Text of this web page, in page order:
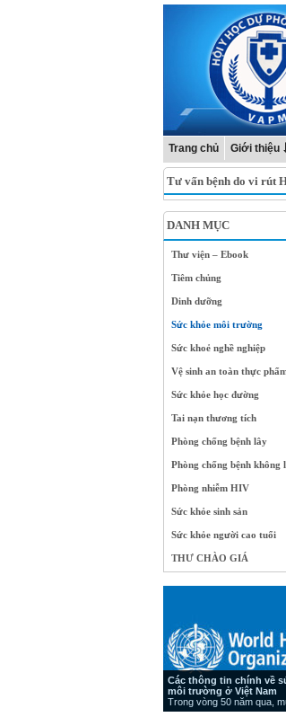
Trang chủ Giới thiệu
Tư vấn bệnh do vi rút
DANH MỤC
Thư viện – Ebook
Tiêm chủng
Dinh dưỡng
Sức khỏe môi trường
Sức khoẻ nghề nghiệp
Vệ sinh an toàn thực
Sức khỏe học đường
Tai nạn thương tích
Phòng chống bệnh lây
Phòng chống bệnh không
Phòng nhiễm HIV
Sức khỏe sinh sản
Sức khỏe người cao tuổi
THƯ CHÀO GIÁ
Các thông tin chính về
môi trường ở Việt Nam
Trong vòng 50 năm qua,